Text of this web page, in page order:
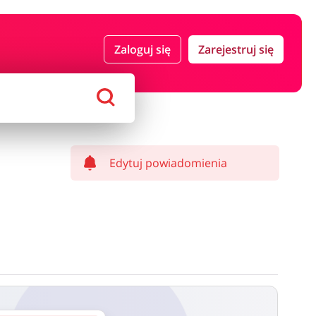
Zaloguj się Zarejestruj się
Edytuj powiadomienia
oraz może być naliczony od kwoty zamówienia